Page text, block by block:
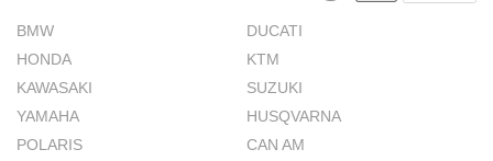
BMW
DUCATI
HONDA
KTM
KAWASAKI
SUZUKI
YAMAHA
HUSQVARNA
POLARIS
CAN AM